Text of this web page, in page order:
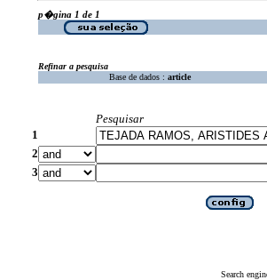
p�gina 1 de 1
Refinar a pesquisa
Base de dados : article
Pesquisar
1
2
3
Search